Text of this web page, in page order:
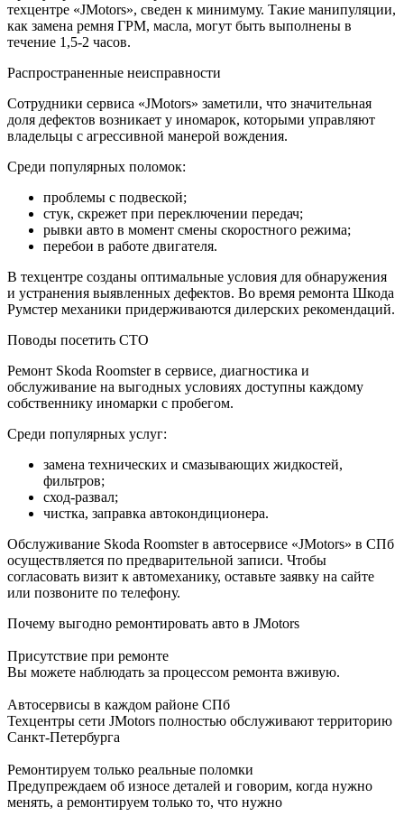
техцентре «JMotors», сведен к минимуму. Такие манипуляции,
как замена ремня ГРМ, масла, могут быть выполнены в
течение 1,5-2 часов.
Распространенные неисправности
Сотрудники сервиса «JMotors» заметили, что значительная
доля дефектов возникает у иномарок, которыми управляют
владельцы с агрессивной манерой вождения.
Среди популярных поломок:
проблемы с подвеской;
стук, скрежет при переключении передач;
рывки авто в момент смены скоростного режима;
перебои в работе двигателя.
В техцентре созданы оптимальные условия для обнаружения
и устранения выявленных дефектов. Во время ремонта Шкода
Румстер механики придерживаются дилерских рекомендаций.
Поводы посетить СТО
Ремонт Skoda Roomster в сервисе, диагностика и
обслуживание на выгодных условиях доступны каждому
собственнику иномарки с пробегом.
Среди популярных услуг:
замена технических и смазывающих жидкостей,
фильтров;
сход-развал;
чистка, заправка автокондиционера.
Обслуживание Skoda Roomster в автосервисе «JMotors» в СПб
осуществляется по предварительной записи. Чтобы
согласовать визит к автомеханику, оставьте заявку на сайте
или позвоните по телефону.
Почему выгодно ремонтировать авто в JMotors
Присутствие при ремонте
Вы можете наблюдать за процессом ремонта вживую.
Автосервисы в каждом районе СПб
Техцентры сети JMotors полностью обслуживают территорию
Санкт-Петербурга
Ремонтируем только реальные поломки
Предупреждаем об износе деталей и говорим, когда нужно
менять, а ремонтируем только то, что нужно